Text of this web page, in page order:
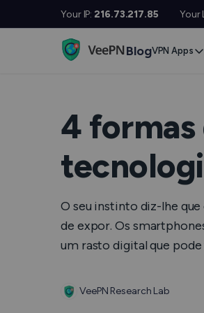
Your IP: 216.73.217.85 Your
BlogVPN Apps
MacOS
Linux
Android
See All
4
O seu instinto diz-lhe
de expor. Os
um rasto digital que
VeePN Research Lab